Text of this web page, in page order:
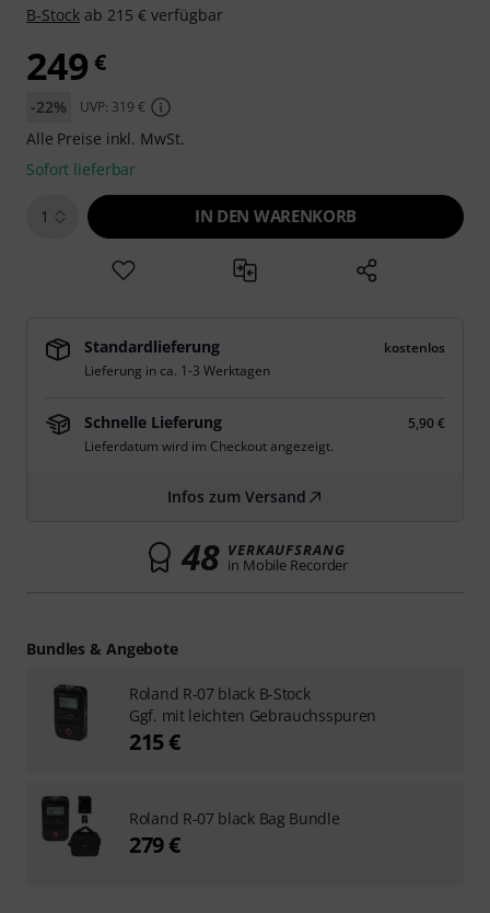
B-Stock ab 215 € verfügbar
249 €
-22% UVP: 319 €
Alle Preise inkl. MwSt.
Sofort lieferbar
1 IN DEN WARENKORB
Standardlieferung
kostenlos
Lieferung in ca. 1-3 Werktagen
Schnelle Lieferung
5,90 €
Lieferdatum wird im Checkout angezeigt.
Infos zum Versand
48 VERKAUFSRANG
in Mobile Recorder
Bundles & Angebote
Roland R-07 black B-Stock
Ggf. mit leichten Gebrauchsspuren
215 €
Roland R-07 black Bag Bundle
279 €